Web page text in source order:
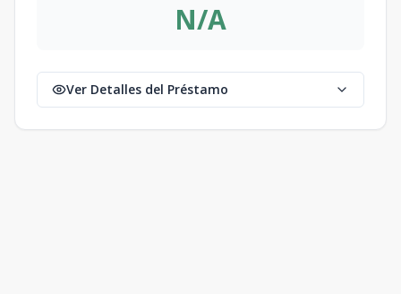
N/A
Ver Detalles del Préstamo